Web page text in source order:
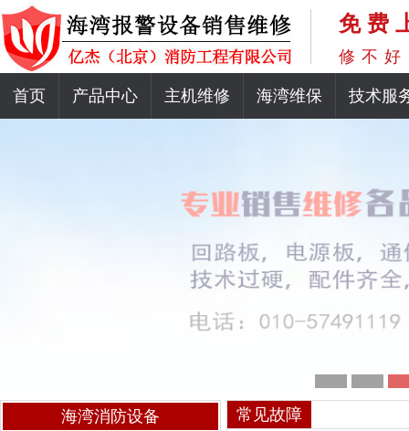
免费
修不
首页 产品中心 主机维修 海湾维保 技术服
海湾消防设备 常见故障